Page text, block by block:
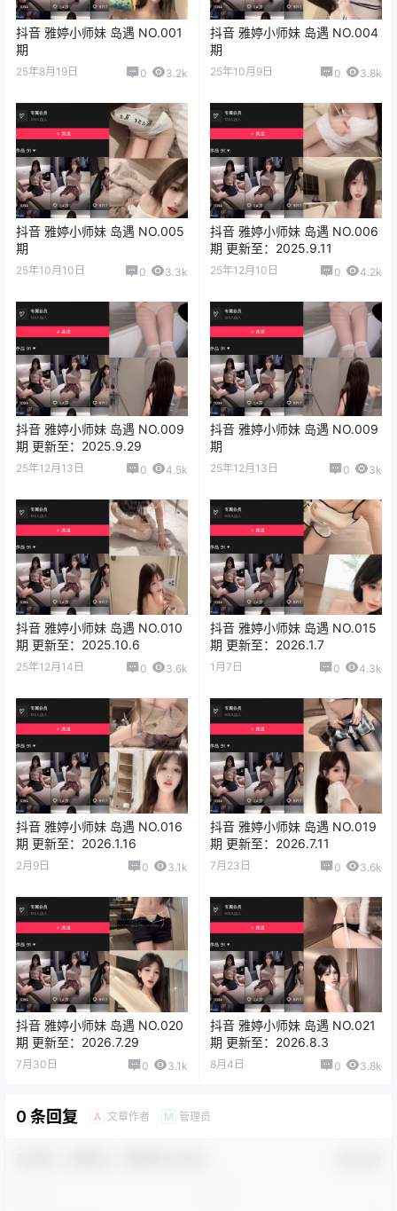
抖音 雅婷小师妹 岛遇 NO.001
期
25年8月19日 0 3.2k
抖音 雅婷小师妹 岛遇 NO.004
期
25年10月9日 0 3.8k
抖音 雅婷小师妹 岛遇 NO.005
期
25年10月10日 0 3.3k
抖音 雅婷小师妹 岛遇 NO.006
期 更新至：2025.9.11
25年12月10日 0 4.2k
抖音 雅婷小师妹 岛遇 NO.009
期 更新至：2025.9.29
25年12月13日 0 4.5k
抖音 雅婷小师妹 岛遇 NO.009
期
25年12月13日 0 3k
抖音 雅婷小师妹 岛遇 NO.010
期 更新至：2025.10.6
25年12月14日 0 3.6k
抖音 雅婷小师妹 岛遇 NO.015
期 更新至：2026.1.7
1月7日 0 4.3k
抖音 雅婷小师妹 岛遇 NO.016
期 更新至：2026.1.16
2月9日 0 3.1k
抖音 雅婷小师妹 岛遇 NO.019
期 更新至：2026.7.11
7月23日 0 3.6k
抖音 雅婷小师妹 岛遇 NO.020
期 更新至：2026.7.29
7月30日 0 3.1k
抖音 雅婷小师妹 岛遇 NO.021
期 更新至：2026.8.3
8月4日 0 3.8k
0 条回复 A 文章作者 M 管理员